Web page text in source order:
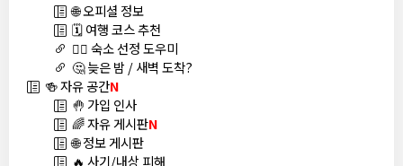
🌐 오피셜 정보
🗓️ 여행 코스 추천
🏊‍♀️ 숙소 선정 도우미
🤔 늦은 밤 / 새벽 도착?
🍻 자유 공간N
🤚 가입 인사
🌈 자유 게시판N
🌐 정보 게시판
🔥 사기/내상 피해